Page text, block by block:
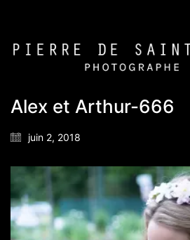
Alex et Arthur-666
juin 2, 2018